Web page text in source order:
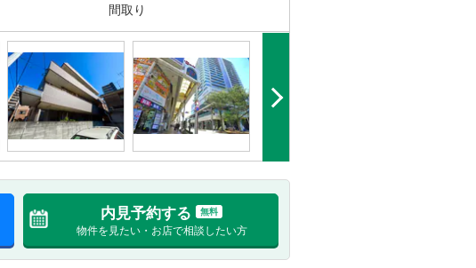
間取り
内見予約する 無料
物件を見たい・お店で相談したい方